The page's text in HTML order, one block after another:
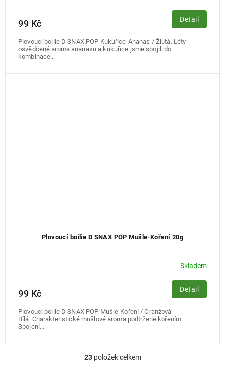
99 Kč Detail
Plovoucí boilie D SNAX POP Kukuřice-Ananas / Žlutá. Léty
osvědčené aroma ananasu a kukuřice jsme spojili do
kombinace...
Plovoucí boilie D SNAX POP Mušle-Koření 20g
Skladem
99 Kč Detail
Plovoucí boilie D SNAX POP Mušle-Koření / Oranžová-
Bílá. Charakteristické mušlové aroma podtržené kořením.
Spojení...
O
23položek celkem